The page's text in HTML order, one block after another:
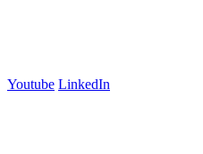
Youtube LinkedIn